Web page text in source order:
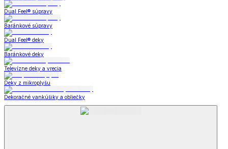
Dual Feel® súpravy
Baránkové súpravy
Dual Feel® deky
Baránkové deky
Televízne deky a vrecia
Deky z mikroplyšu
Dekoračné vankúšiky a obliečky